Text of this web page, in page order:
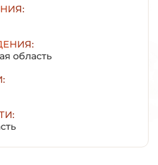
область